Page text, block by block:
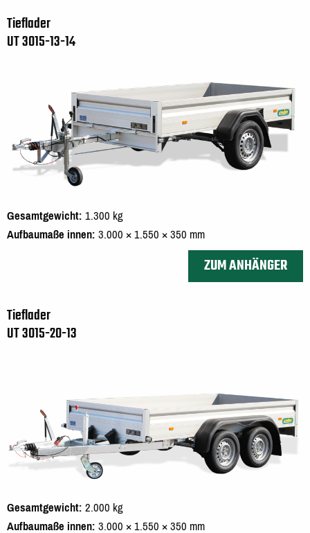
Tieflader
UT 3015-13-14
Gesamtgewicht 1.300 kg
Aufbaumaße innen 3.000 × 1.550 × 350 mm
ZUM ANHÄNGER
Tieflader
UT 3015-20-13
Gesamtgewicht 2.000 kg
Aufbaumaße innen 3.000 × 1.550 × 350 mm